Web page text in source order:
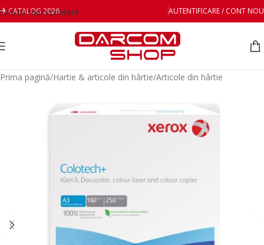
Skip to main content
CATALOG 2026 AUTENTIFICARE / CONT NOU
Prima pagină/Hartie & articole din hârtie/Articole din hârtie